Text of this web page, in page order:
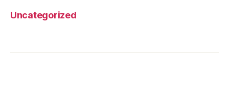
Uncategorized